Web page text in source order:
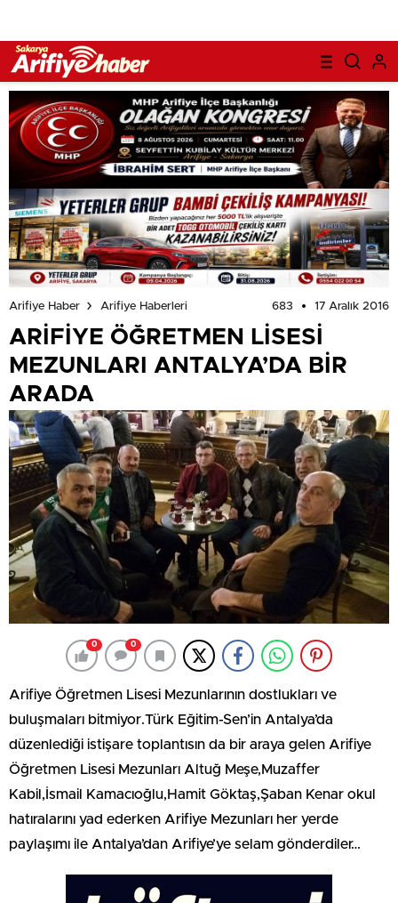
Arifiye Haber Arifiye Haberleri 683 17 Aralık 2016
ARİFİYE ÖĞRETMEN LİSESİ
MEZUNLARI ANTALYA’DA BİR
ARADA
0 0
Arifiye Öğretmen Lisesi Mezunlarının dostlukları ve
buluşmaları bitmiyor.Türk Eğitim-Sen’in Antalya’da
düzenlediği istişare toplantısın da bir araya gelen Arifiye
Öğretmen Lisesi Mezunları Altuğ Meşe,Muzaffer
Kabil,İsmail Kamacıoğlu,Hamit Göktaş,Şaban Kenar okul
hatıralarını yad ederken Arifiye Mezunları her yerde
paylaşımı ile Antalya’dan Arifiye’ye selam gönderdiler…